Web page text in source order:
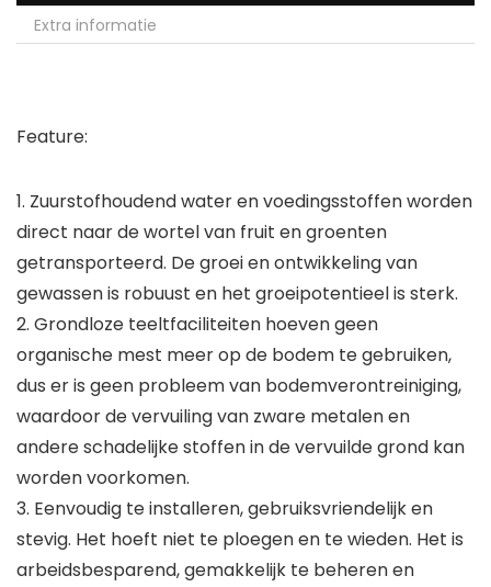
Extra informatie
Feature:
1. Zuurstofhoudend water en voedingsstoffen worden
direct naar de wortel van fruit en groenten
getransporteerd. De groei en ontwikkeling van
gewassen is robuust en het groeipotentieel is sterk.
2. Grondloze teeltfaciliteiten hoeven geen
organische mest meer op de bodem te gebruiken,
dus er is geen probleem van bodemverontreiniging,
waardoor de vervuiling van zware metalen en
andere schadelijke stoffen in de vervuilde grond kan
worden voorkomen.
3. Eenvoudig te installeren, gebruiksvriendelijk en
stevig. Het hoeft niet te ploegen en te wieden. Het is
arbeidsbesparend, gemakkelijk te beheren en